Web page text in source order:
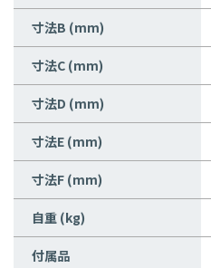
寸法B (mm)
寸法C (mm)
寸法D (mm)
寸法E (mm)
寸法F (mm)
自重 (kg)
付属品